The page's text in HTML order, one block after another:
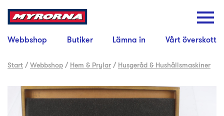
Webbshop Butiker Lämna in Vårt överskott
Start /Webbshop / Hem & Prylar / Husgeråd & Hushållsmaskiner